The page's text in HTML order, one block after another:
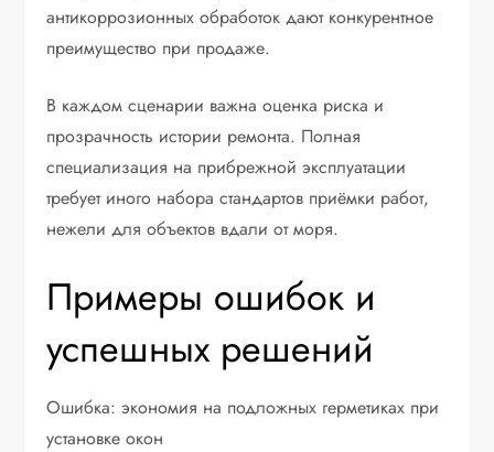
антикоррозионных обработок дают конкурентное
преимущество при продаже.
В каждом сценарии важна оценка риска и
прозрачность истории ремонта. Полная
специализация на прибрежной эксплуатации
требует иного набора стандартов приёмки работ,
нежели для объектов вдали от моря.
Примеры ошибок и
успешных решений
Ошибка: экономия на подложных герметиках при
установке окон